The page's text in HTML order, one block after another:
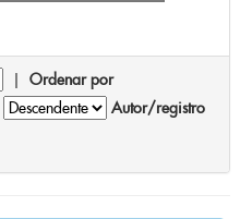
| Ordenar por
Autor/registro